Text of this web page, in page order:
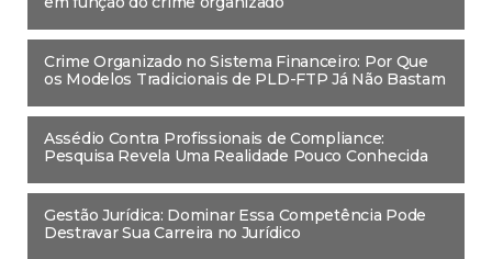
Crime Organizado no Sistema Financeiro: Por Que
os Modelos Tradicionais de PLD-FTP Já Não Bastam
Assédio Contra Profissionais de Compliance:
Pesquisa Revela Uma Realidade Pouco Conhecida
Gestão Jurídica: Dominar Essa Competência Pode
Destravar Sua Carreira no Jurídico